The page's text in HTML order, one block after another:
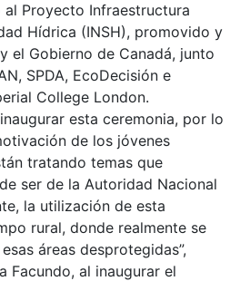
al Proyecto Infraestructura
Hídrica (INSH), promovido y
el Gobierno de Canadá, junto
SPDA, EcoDecisión e
College London.
esta ceremonia, por lo
de los jóvenes
tratando temas que
ser de la Autoridad Nacional
la utilización de esta
rural, donde realmente se
áreas desprotegidas”,
Facundo, al inaugurar el